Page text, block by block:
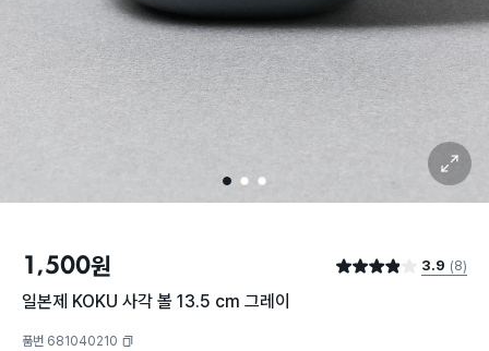
1 2 3
확대 보기
1,500원 별점 3.9점 3.9 (8)
일본제 KOKU 사각 볼 13.5 cm 그레이
품번 681040210